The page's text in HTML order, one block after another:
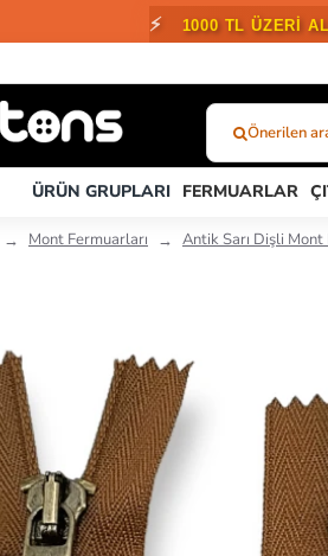
⚡ 1000 TL ÜZERİ
veya
Ürün
Önerilen
ÜRÜN GRUPLARI FERMUARLAR
Mont Fermuarları Antik Sarı Dişli Mont